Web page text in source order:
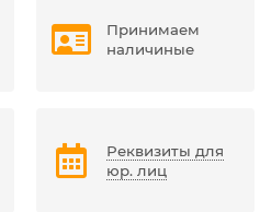
Принимаем
наличиные
Реквизиты для
юр. лиц